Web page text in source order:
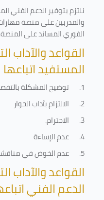
نلتزم بتوفير الدعم الفني
والمدربين على منصة
الفوري المساند على المنصة.
القواعد والآداب
المستفيد اتباعها
1. توضيح المشكلة
2.
الالتزام بآداب الحوار
3.
الاحترام.
4.
عدم الإساءة
5.
عدم الخوض في
القواعد
الدعم الفني